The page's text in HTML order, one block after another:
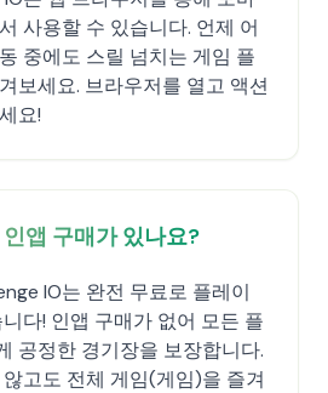
사용할 수 있습니다. 언제 어
중에도 스릴 넘치는 게임 플
보세요. 브라우저를 열고 액션
요!
앱 구매가 있나요?
IO는 완전 무료로 플레이
다! 인앱 구매가 없어 모든 플
공정한 경기장을 보장합니다.
고도 전체 게임(게임)을 즐겨